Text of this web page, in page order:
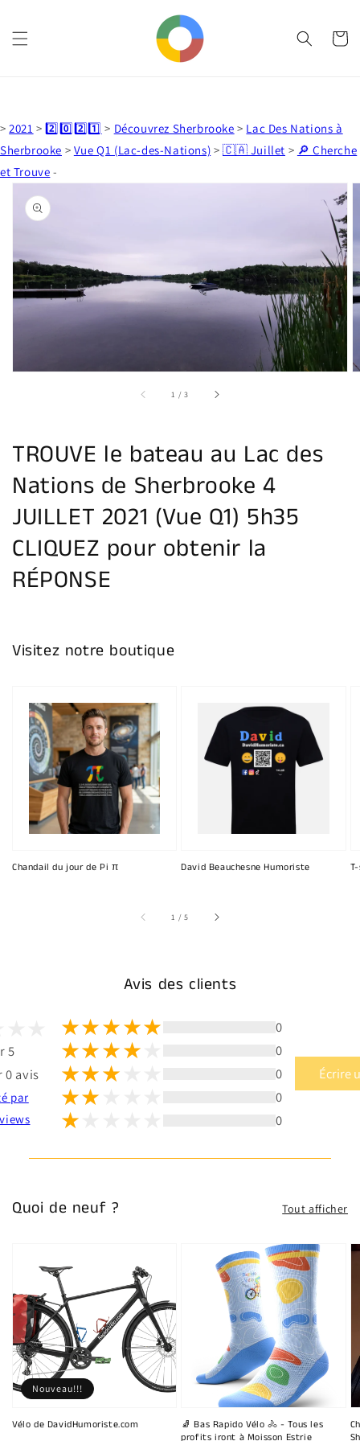
au
contenu
Panier
>2021 >2️⃣0️⃣2️⃣1️⃣ > Découvrez Sherbrooke > Lac Des Nations à
Sherbrooke > Vue Q1 (Lac-des-Nations) >🇨🇦 Juillet > 🔎 Cherche
et Trouve -
Passer aux
informations
produits
Ouvrir
1
des
supports
la
1 /sur
3
TROUVE le bateau au Lac des
Nations de Sherbrooke 4
JUILLET 2021 (Vue Q1) 5h35
CLIQUEZ pour obtenir la
RÉPONSE
Visitez notre boutique
Chandail du jour de Pi π David Beauchesne Humoriste
1 /sur
5
Avis des clients
5
0 avis
par
0
0
0
0
0
Écrire
Quoi de neuf ? Tout afficher
Vélo de DavidHumoriste.com
Nouveau!!!
🧦 Bas Rapido Vélo 🚴 - Tous les
profits iront à Moisson Estrie